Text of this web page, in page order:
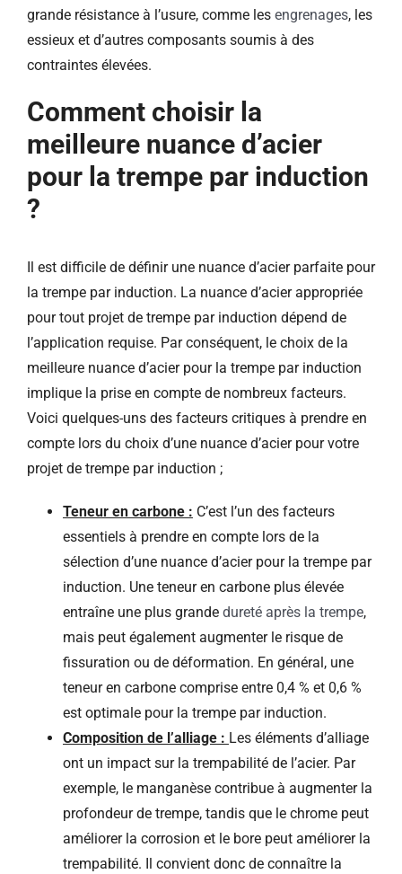
grande résistance à l’usure, comme les engrenages, les
essieux et d’autres composants soumis à des
contraintes élevées.
Comment choisir la
meilleure nuance d’acier
pour la trempe par induction
?
Il est difficile de définir une nuance d’acier parfaite pour
la trempe par induction. La nuance d’acier appropriée
pour tout projet de trempe par induction dépend de
l’application requise. Par conséquent, le choix de la
meilleure nuance d’acier pour la trempe par induction
implique la prise en compte de nombreux facteurs.
Voici quelques-uns des facteurs critiques à prendre en
compte lors du choix d’une nuance d’acier pour votre
projet de trempe par induction ;
Teneur en carbone : C’est l’un des facteurs
essentiels à prendre en compte lors de la
sélection d’une nuance d’acier pour la trempe par
induction. Une teneur en carbone plus élevée
entraîne une plus grande dureté après la trempe,
mais peut également augmenter le risque de
fissuration ou de déformation. En général, une
teneur en carbone comprise entre 0,4 % et 0,6 %
est optimale pour la trempe par induction.
Composition de l’alliage : Les éléments d’alliage
ont un impact sur la trempabilité de l’acier. Par
exemple, le manganèse contribue à augmenter la
profondeur de trempe, tandis que le chrome peut
améliorer la corrosion et le bore peut améliorer la
trempabilité. Il convient donc de connaître la